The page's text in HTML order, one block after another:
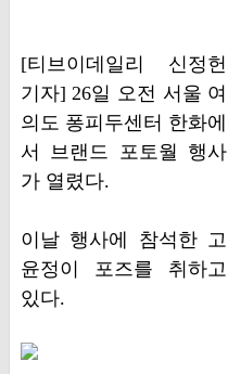
[티브이데일리 신정헌
기자] 26일 오전 서울 여
의도 퐁피두센터 한화에
서 브랜드 포토월 행사
가 열렸다.
이날 행사에 참석한 고
윤정이 포즈를 취하고
있다.